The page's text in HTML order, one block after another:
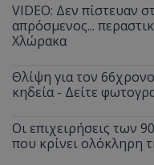
VIDEO: Δεν πίστευαν
απρόσμενος...
Χλώρακα
Θλίψη για τον
κηδεία - Δείτε
Οι επιχειρήσεις των
που κρίνει ολόκληρη